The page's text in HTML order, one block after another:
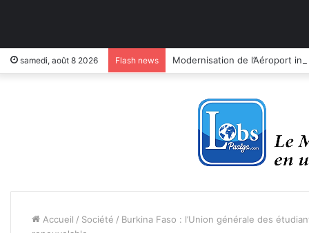
samedi, août 8 2026 Flash news
Accueil / Société / Burkina Faso : l’Union générale des